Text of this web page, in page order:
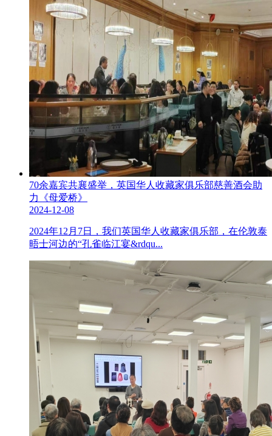
70余嘉宾共襄盛举，英国华人收藏家俱乐部慈善酒会助
力《母爱桥》
2024-12-08
2024年12月7日，我们英国华人收藏家俱乐部，在伦敦泰
晤士河边的“孔雀临江宴&rdqu...